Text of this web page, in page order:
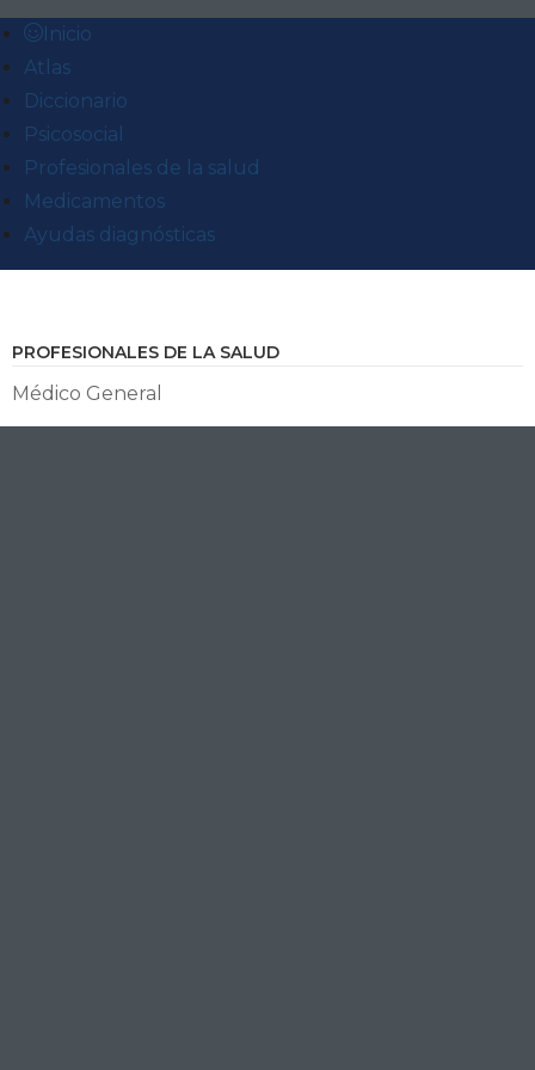
Inicio
Atlas
Diccionario
Psicosocial
Profesionales de la salud
Medicamentos
Ayudas diagnósticas
PROFESIONALES DE LA SALUD
Médico General